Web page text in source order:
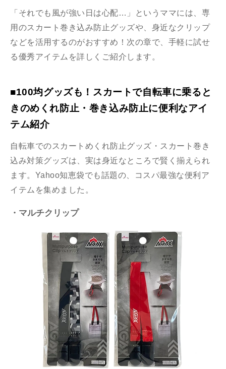
「それでも風が強い日は心配…」というママには、専
用のスカート巻き込み防止グッズや、身近なクリップ
などを活用するのがおすすめ！次の章で、手軽に試せ
る優秀アイテムを詳しくご紹介します。
■100均グッズも！スカートで自転車に乗ると
きのめくれ防止・巻き込み防止に便利なアイ
テム紹介
自転車でのスカートめくれ防止グッズ・スカート巻き
込み対策グッズは、実は身近なところで賢く揃えられ
ます。Yahoo知恵袋でも話題の、コスパ最強な便利ア
イテムを集めました。
・マルチクリップ